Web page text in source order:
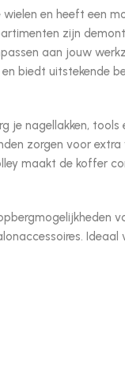
en heeft een
zijn
aan jouw
biedt uitstekende
je nagellakken, tools
zorgen voor extra
maakt de koffer
Ideaal